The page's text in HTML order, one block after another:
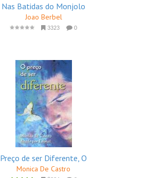
Nas Batidas do Monjolo
Joao Berbel
3323 0
Preço de ser Diferente, O
Monica De Castro